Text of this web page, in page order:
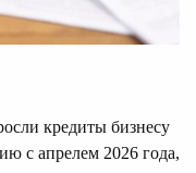
кредиты бизнесу
с апрелем 2026 года,